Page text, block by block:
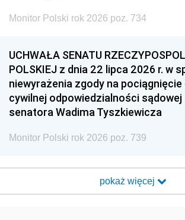
Monitor Polski rok 2026 poz. 734
UCHWAŁA SENATU
POLSKIEJ z dnia 22 lipca 2026 r. w
niewyrażenia zgody na pociągnięcie
cywilnej odpowiedzialności sądowej
senatora Wadima Tyszkiewicza
Monitor Polski rok 2026 poz. 739
pokaż więcej